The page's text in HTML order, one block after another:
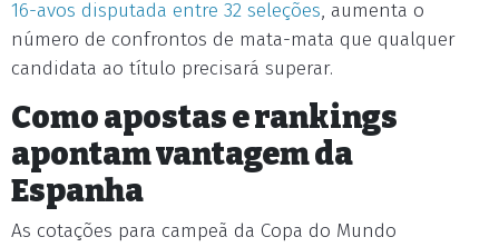
16-avos disputada entre 32 seleções, aumenta o
número de confrontos de mata-mata que qualquer
candidata ao título precisará superar.
Como apostas e rankings
apontam vantagem da
Espanha
As cotações para campeã da Copa do Mundo